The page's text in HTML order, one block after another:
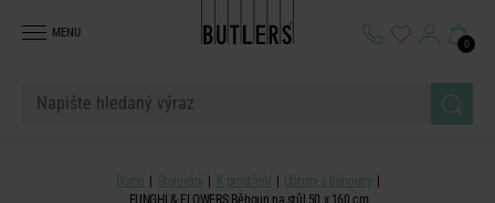
MENU
0
Domů Stolování K prostření
Ubrusy a běhouny
FUNGHI & FLOWERS Běhoun na stůl 50 x 160 cm